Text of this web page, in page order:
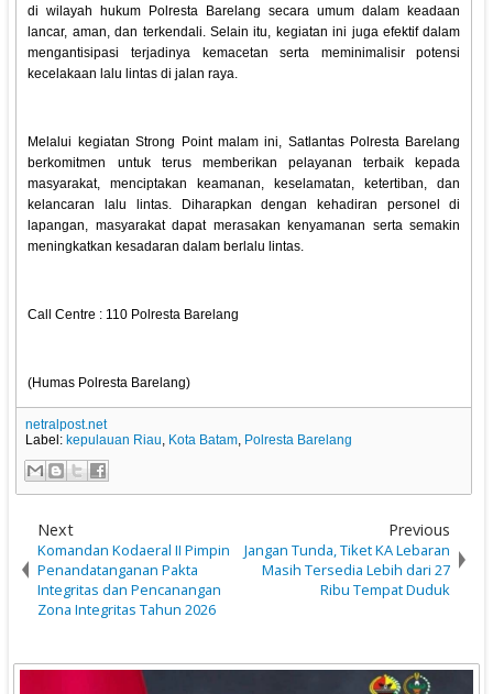
di wilayah hukum Polresta Barelang secara umum dalam keadaan
lancar, aman, dan terkendali. Selain itu, kegiatan ini juga efektif dalam
mengantisipasi terjadinya kemacetan serta meminimalisir potensi
kecelakaan lalu lintas di jalan raya.
Melalui kegiatan Strong Point malam ini, Satlantas Polresta Barelang
berkomitmen untuk terus memberikan pelayanan terbaik kepada
masyarakat, menciptakan keamanan, keselamatan, ketertiban, dan
kelancaran lalu lintas. Diharapkan dengan kehadiran personel di
lapangan, masyarakat dapat merasakan kenyamanan serta semakin
meningkatkan kesadaran dalam berlalu lintas.
Call Centre : 110 Polresta Barelang
(Humas Polresta Barelang)
netralpost.net
Label: kepulauan Riau, Kota Batam, Polresta Barelang
Next
Komandan Kodaeral II Pimpin
Penandatanganan Pakta
Integritas dan Pencanangan
Zona Integritas Tahun 2026
Previous
Jangan Tunda, Tiket KA Lebaran
Masih Tersedia Lebih dari 27
Ribu Tempat Duduk